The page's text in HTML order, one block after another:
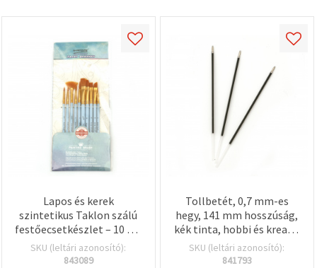
Lapos és kerek
szintetikus Taklon szálú
festőecsetkészlet – 10 db,
vegyes méretek, hobbi és
kézműves alkotáshoz
SKU (leltári azonosító):
843089
Tollbetét, 0,7 mm-es
hegy, 141 mm hosszúság,
kék tinta, hobbi és kreatív
kézműves kellék
SKU (leltári azonosító):
841793